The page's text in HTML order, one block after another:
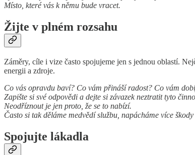
Místo, které vás k němu bude vracet.
Žijte v plném rozsahu
Záměry, cíle i vize často spojujeme jen s jednou oblastí.
energii a zdroje.
Co vás opravdu baví? Co vám přináší radost? Co vám
Zapište si své odpovědi a dejte si závazek neztratit tyto
Neodříznout je jen proto, že se to nabízí.
Často si tak děláme medvědí službu, napácháme více škody
Spojujte lákadla